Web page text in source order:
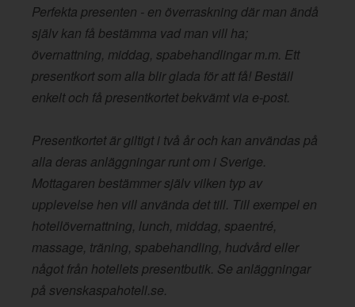
Perfekta presenten - en överraskning där man ändå
själv kan få bestämma vad man vill ha;
övernattning, middag, spabehandlingar m.m. Ett
presentkort som alla blir glada för att få! Beställ
enkelt och få presentkortet bekvämt via e-post.
Presentkortet är giltigt i två år och kan användas på
alla deras anläggningar runt om i Sverige.
Mottagaren bestämmer själv vilken typ av
upplevelse hen vill använda det till. Till exempel en
hotellövernattning, lunch, middag, spaentré,
massage, träning, spabehandling, hudvård eller
något från hotellets presentbutik. Se anläggningar
på svenskaspahotell.se.